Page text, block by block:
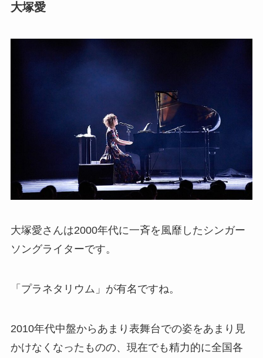
大塚愛
大塚愛さんは2000年代に一斉を風靡したシンガー
ソングライターです。
「プラネタリウム」が有名ですね。
2010年代中盤からあまり表舞台での姿をあまり見
かけなくなったものの、現在でも精力的に全国各